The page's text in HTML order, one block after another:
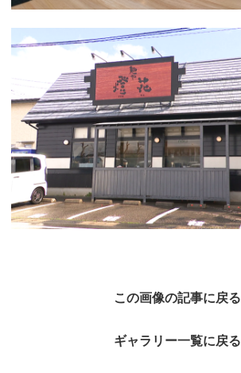
この画像の記事に戻る
ギャラリー一覧に戻る